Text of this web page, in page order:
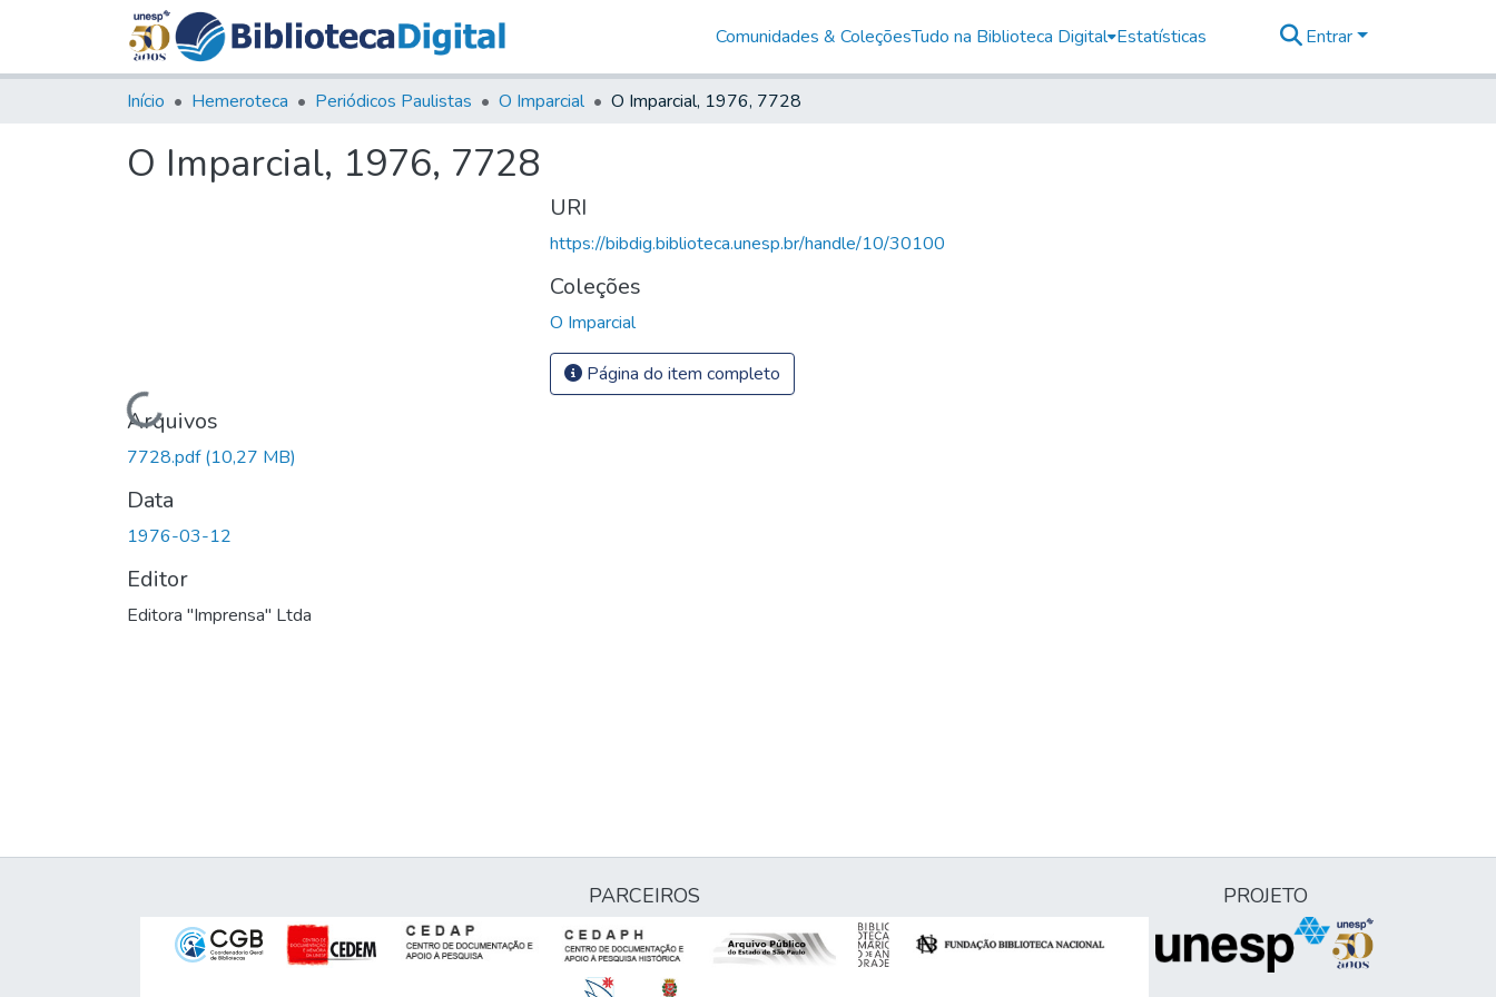
Comunidades & ColeçõesTudo na Biblioteca Digital Estatísticas Entrar
Início Hemeroteca Periódicos Paulistas O Imparcial O Imparcial, 1976, 7728
O Imparcial, 1976, 7728
Carregando...
Arquivos
7728.pdf(10,27 MB)
Data
1976-03-12
Editor
Editora "Imprensa" Ltda
URI
https://bibdig.biblioteca.unesp.br/handle/10/30100
Coleções
O Imparcial
Página do item completo
PARCEIROS PROJETO